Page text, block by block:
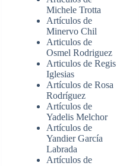
Michele Trotta
Artículos de
Minervo Chil
Articulos de
Osmel Rodriguez
Articulos de Regis
Iglesias
Artículos de Rosa
Rodríguez
Artículos de
Yadelis Melchor
Artículos de
Yandier García
Labrada
Artículos de